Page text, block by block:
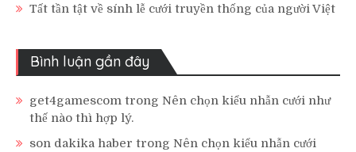
Tất tần tật về sính lễ cưới truyền thống của người Việt
Bình luận gần đây
get4gamescom trong Nên chọn kiểu nhẫn cưới như
thế nào thì hợp lý.
son dakika haber trong Nên chọn kiểu nhẫn cưới